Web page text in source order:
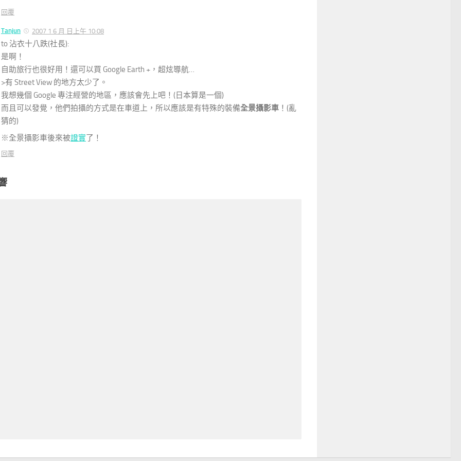
回覆
Tanjun 2007 1 6 月 日上午 10:08
to 沾衣十八跌(社長):
是啊！
自助旅行也很好用！還可以買 Google Earth +，超炫導航…
>有 Street View 的地方太少了。
我想幾個 Google 專注經營的地區，應該會先上吧！(日本算是一個)
而且可以發覺，他們拍攝的方式是在車道上，所以應該是有特殊的裝備全景攝影車 ！(亂
猜的)
※全景攝影車後來被證實了！
回覆